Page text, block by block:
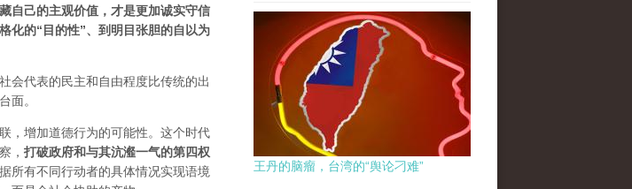
自己的主观价值，才是更加诚实守信
化的“目的性”、到明目张胆的自以为
会代表的民主和自由程度比传统的出
面。
，增加道德行为的可能性。这个时代
， 打破政府和与其沆瀣一气的第四权
所有不同行动者的具体情况实现语境
王丹的脑瘤，台湾的“舆论刁难”